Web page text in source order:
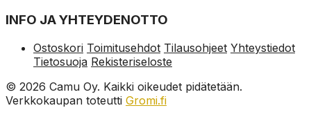
INFO JA YHTEYDENOTTO
Ostoskori Toimitusehdot Tilausohjeet Yhteystiedot
Tietosuoja Rekisteriseloste
© 2026 Camu Oy. Kaikki oikeudet pidätetään.
Verkkokaupan toteutti Gromi.fi